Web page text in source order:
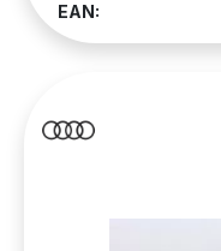
EAN: